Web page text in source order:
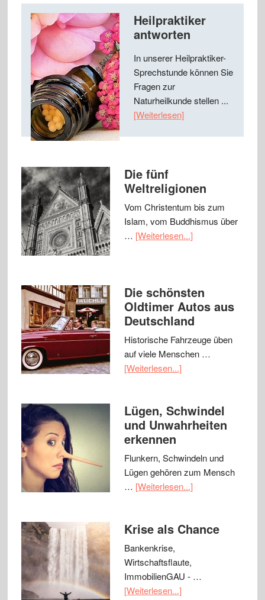
Heilpraktiker
antworten
In unserer Heilpraktiker-
Sprechstunde können Sie
Fragen zur
Naturheilkunde stellen ...
[Weiterlesen]
Die fünf
Weltreligionen
Vom Christentum bis zum
Islam, vom Buddhismus über
… [Weiterlesen...]
Die schönsten
Oldtimer Autos aus
Deutschland
Historische Fahrzeuge üben
auf viele Menschen …
[Weiterlesen...]
Lügen, Schwindel
und Unwahrheiten
erkennen
Flunkern, Schwindeln und
Lügen gehören zum Mensch
… [Weiterlesen...]
Krise als Chance
Bankenkrise,
Wirtschaftsflaute,
ImmobilienGAU - …
[Weiterlesen...]